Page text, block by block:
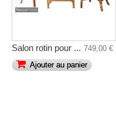
Salon rotin pour ... 749,00 €
Ajouter au panier